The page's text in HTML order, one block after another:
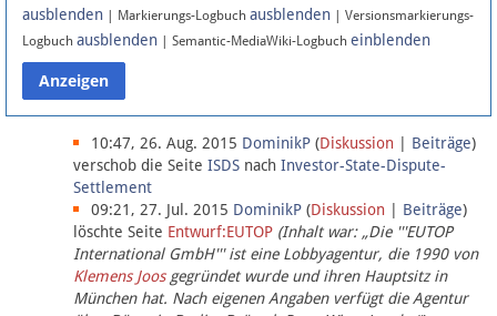
Anmelden
Datenschutz
Über Lobbypedia
Impressum
ausblenden | Markierungs-Logbuch ausblenden | Versionsmarkierungs-
Logbuch ausblenden | Semantic-MediaWiki-Logbuch einblenden
10:47, 26. Aug. 2015 DominikP (Diskussion Beiträge)
verschob die Seite ISDS nach Investor-State-Dispute-
Settlement
09:21, 27. Jul. 2015 DominikP (Diskussion Beiträge)
löschte Seite Entwurf:EUTOP (Inhalt war: „Die '''EUTOP
International GmbH''' ist eine Lobbyagentur, die 1990 von
Klemens Joosgegründet wurde und ihren Hauptsitz in
München hat. Nach eigenen Angaben verfügt die Agentur